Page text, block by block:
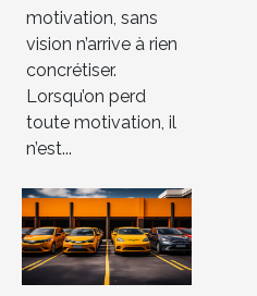
motivation, sans
vision n’arrive à rien
concrétiser.
Lorsqu’on perd
toute motivation, il
n’est...